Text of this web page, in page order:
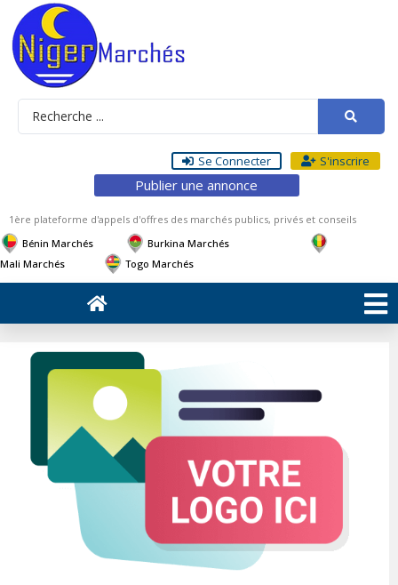
Se Connecter S'inscrire
Publier une annonce
1ère plateforme d'appels d'offres des marchés publics, privés et conseils
Bénin Marchés
Burkina Marchés
Mali Marchés
Togo Marchés